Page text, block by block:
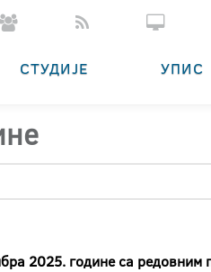
СТУДИЈЕ УПИС
2025. године са редовним